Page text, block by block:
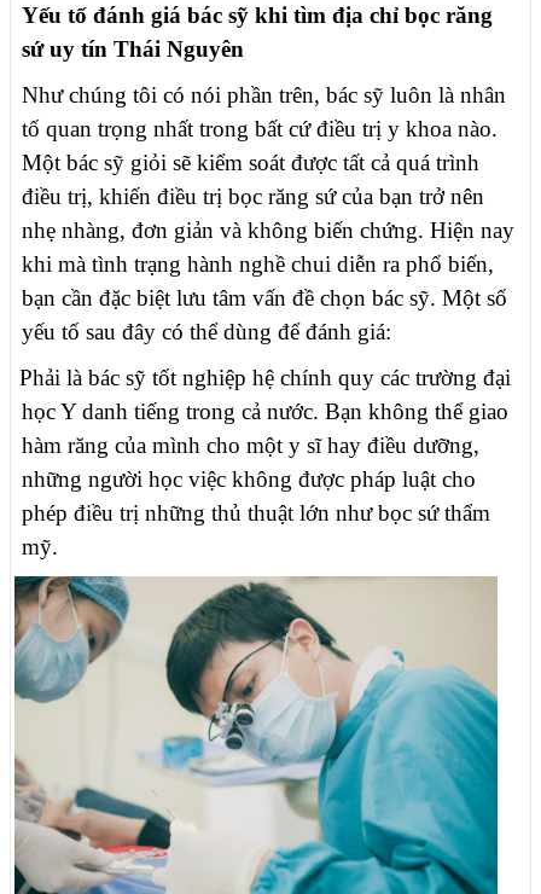
Yếu tố đánh giá bác sỹ khi tìm địa chỉ bọc răng
sứ uy tín Thái Nguyên
Như chúng tôi có nói phần trên, bác sỹ luôn là nhân
tố quan trọng nhất trong bất cứ điều trị y khoa nào.
Một bác sỹ giỏi sẽ kiểm soát được tất cả quá trình
điều trị, khiến điều trị bọc răng sứ của bạn trở nên
nhẹ nhàng, đơn giản và không biến chứng. Hiện nay
khi mà tình trạng hành nghề chui diễn ra phổ biến,
bạn cần đặc biệt lưu tâm vấn đề chọn bác sỹ. Một số
yếu tố sau đây có thể dùng để đánh giá:
Phải là bác sỹ tốt nghiệp hệ chính quy các trường đại
học Y danh tiếng trong cả nước. Bạn không thể giao
hàm răng của mình cho một y sĩ hay điều dưỡng,
những người học việc không được pháp luật cho
phép điều trị những thủ thuật lớn như bọc sứ thẩm
mỹ.